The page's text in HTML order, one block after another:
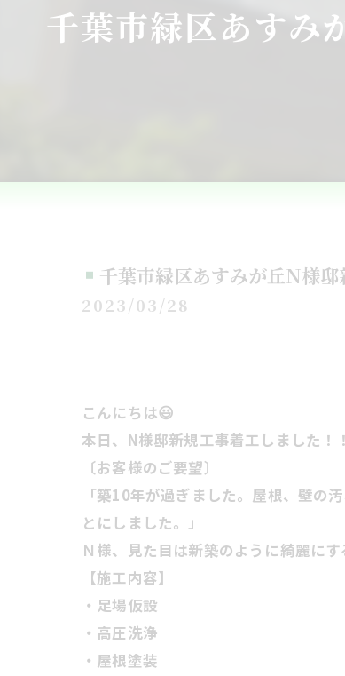
千葉市緑区あすみ
千葉市緑区あすみが丘N様邸
2023/03/28
こんにちは😃
本日、N様邸新規工事着工しました！！
〔お客様のご要望〕
「築10年が過ぎました。屋根、壁の
とにしました。」
Ｎ様、見た目は新築のように綺麗に
【施工内容】
・足場仮設
・高圧洗浄
・屋根塗装